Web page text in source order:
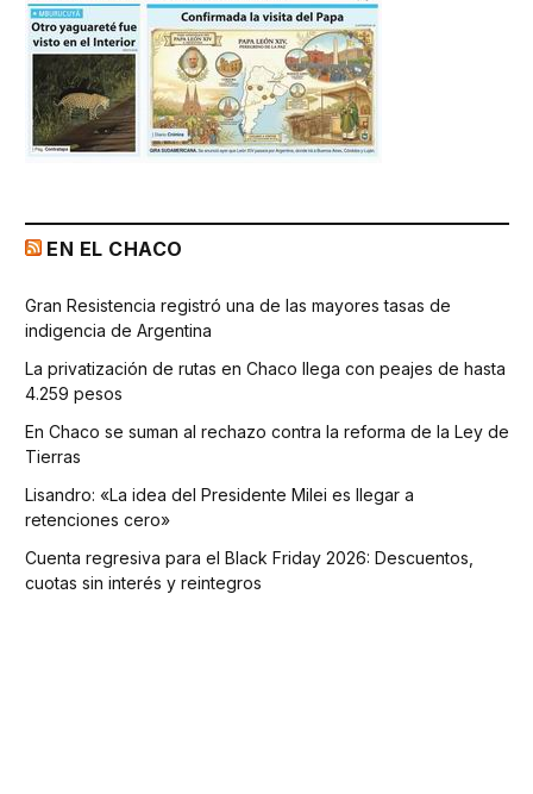
EN EL CHACO
Gran Resistencia registró una de las mayores tasas de
indigencia de Argentina
La privatización de rutas en Chaco llega con peajes de hasta
4.259 pesos
En Chaco se suman al rechazo contra la reforma de la Ley de
Tierras
Lisandro: «La idea del Presidente Milei es llegar a
retenciones cero»
Cuenta regresiva para el Black Friday 2026: Descuentos,
cuotas sin interés y reintegros